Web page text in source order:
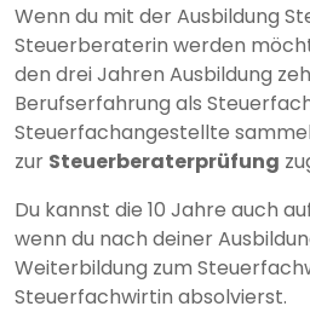
Wenn du mit der Ausbildung
Steuerberaterin werden
den drei Jahren Ausbildung
Berufserfahrung als
Steuerfachangestellte
zur Steuerberaterprüfung
Du kannst die 10 Jahre auch
wenn du nach deiner
Weiterbildung zum
Steuerfachwirtin absolvierst.